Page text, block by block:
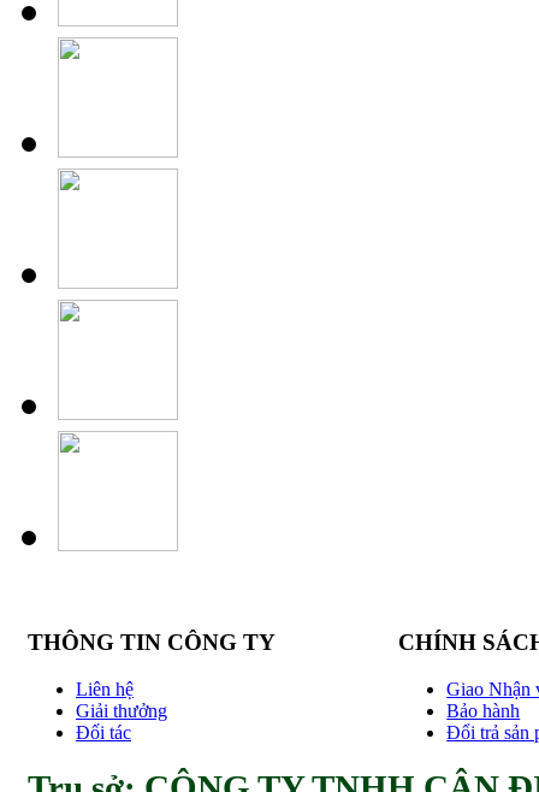
THÔNG TIN CÔNG TY
Liên hệ
Giải thưởng
Đối tác
CHÍNH
Giao Nhận
Bảo hành
Đổi trả sản